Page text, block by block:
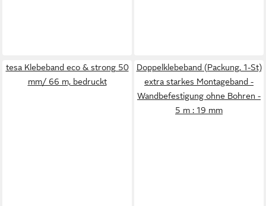
tesa Klebeband eco & strong 50
mm/ 66 m, bedruckt
Doppelklebeband (Packung, 1-St)
extra starkes Montageband -
Wandbefestigung ohne Bohren -
5 m : 19 mm